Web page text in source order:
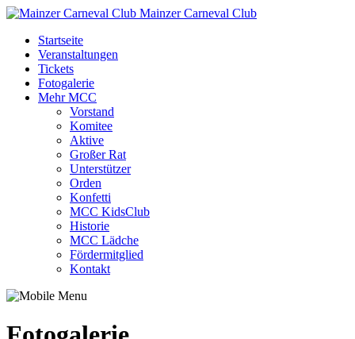
Mainzer Carneval Club
Startseite
Veranstaltungen
Tickets
Fotogalerie
Mehr MCC
Vorstand
Komitee
Aktive
Großer Rat
Unterstützer
Orden
Konfetti
MCC KidsClub
Historie
MCC Lädche
Fördermitglied
Kontakt